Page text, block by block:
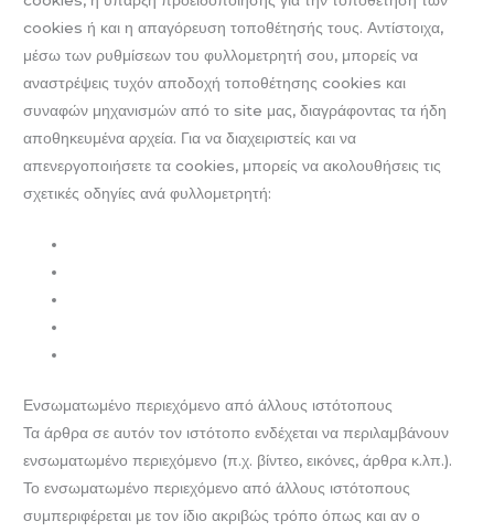
cookies ή και η απαγόρευση τοποθέτησής τους. Αντίστοιχα,
μέσω των ρυθμίσεων του φυλλομετρητή σου, μπορείς να
αναστρέψεις τυχόν αποδοχή τοποθέτησης cookies και
συναφών μηχανισμών από το site μας, διαγράφοντας τα ήδη
αποθηκευμένα αρχεία. Για να διαχειριστείς και να
απενεργοποιήσετε τα cookies, μπορείς να ακολουθήσεις τις
σχετικές οδηγίες ανά φυλλομετρητή:
Ενσωματωμένο περιεχόμενο από άλλους ιστότοπους
Τα άρθρα σε αυτόν τον ιστότοπο ενδέχεται να περιλαμβάνουν
ενσωματωμένο περιεχόμενο (π.χ. βίντεο, εικόνες, άρθρα κ.λπ.).
Το ενσωματωμένο περιεχόμενο από άλλους ιστότοπους
συμπεριφέρεται με τον ίδιο ακριβώς τρόπο όπως και αν ο